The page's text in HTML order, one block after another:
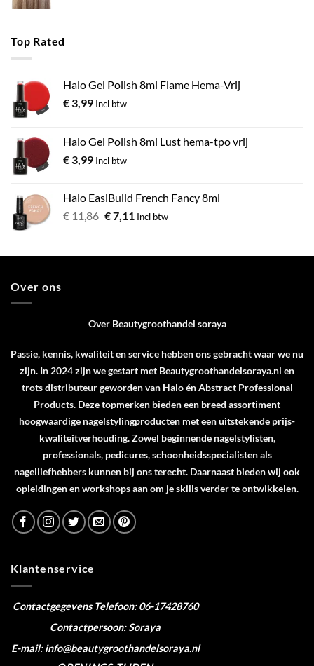
Top Rated
Halo Gel Polish 8ml Flame Hema-Vrij
€ 3,99 Incl btw
Halo Gel Polish 8ml Lust hema-tpo vrij
€ 3,99 Incl btw
Halo EasiBuild French Fancy 8ml
€11,86 €7,11 Incl btw
Over ons
Over Beautygroothandel soraya
Passie, kennis, kwaliteit en service hebben ons gebracht waar we nu
zijn. In 2024 zijn we gestart met Beautygroothandelsoraya.nl en
trots distributeur geworden van HaloénAbstract Professional
Products. Deze topmerken bieden een breed assortiment
hoogwaardige nagelstylingproducten met een uitstekende prijs-
kwaliteitverhouding. Zowel beginnende nagelstylisten,
professionals, pedicures, schoonheidsspecialisten als
nagelliefhebbers kunnen bij ons terecht. Daarnaast bieden wij ook
opleidingen en workshops aan om je skills verder te ontwikkelen.
Klantenservice
ContactgegevensTelefoon: 06-17428760
Contactpersoon: Soraya
E-mail: info@beautygroothandelsoraya.nl